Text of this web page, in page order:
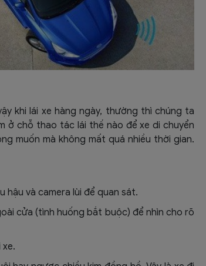
khi lái xe hàng ngày, thường thì chúng ta
ở chỗ thao tác lái thế nào để xe di chuyển
muốn mà không mất quá nhiều thời gian.
hậu và camera lùi để quan sát.
cửa (tình huống bắt buộc) để nhìn cho rõ